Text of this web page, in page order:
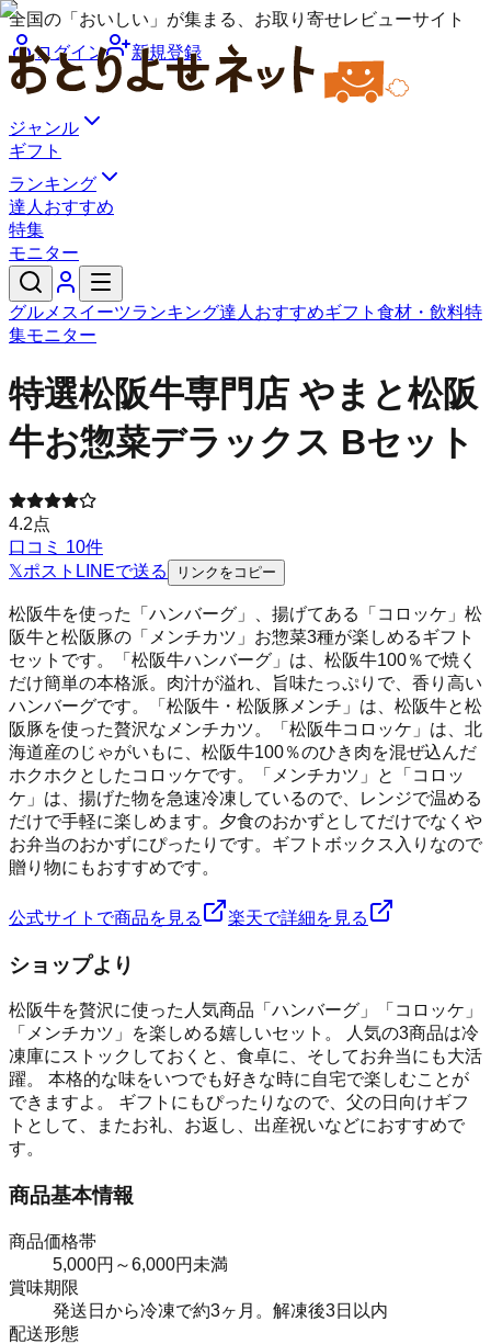
全国の「おいしい」が集まる、お取り寄せレビューサイト
ログイン
新規登録
ジャンル
ギフト
ランキング
達人おすすめ
特集
モニター
グルメ スイーツランキング達人おすすめギフト 食材・飲料特
集モニター
特選松阪牛専門店 やまと松阪
牛お惣菜デラックス Bセット
4.2点
口コミ 10件
𝕏ポスト LINEで送る リンクをコピー
松阪牛を使った「ハンバーグ」、揚げてある「コロッケ」松
阪牛と松阪豚の「メンチカツ」お惣菜3種が楽しめるギフト
セットです。「松阪牛ハンバーグ」は、松阪牛100％で焼く
だけ簡単の本格派。肉汁が溢れ、旨味たっぷりで、香り高い
ハンバーグです。「松阪牛・松阪豚メンチ」は、松阪牛と松
阪豚を使った贅沢なメンチカツ。「松阪牛コロッケ」は、北
海道産のじゃがいもに、松阪牛100％のひき肉を混ぜ込んだ
ホクホクとしたコロッケです。「メンチカツ」と「コロッ
ケ」は、揚げた物を急速冷凍しているので、レンジで温める
だけで手軽に楽しめます。夕食のおかずとしてだけでなくや
お弁当のおかずにぴったりです。ギフトボックス入りなので
贈り物にもおすすめです。
公式サイトで商品を見る 楽天で詳細を見る
ショップより
松阪牛を贅沢に使った人気商品「ハンバーグ」「コロッケ」
「メンチカツ」を楽しめる嬉しいセット。 人気の3商品は冷
凍庫にストックしておくと、食卓に、そしてお弁当にも大活
躍。 本格的な味をいつでも好きな時に自宅で楽しむことが
できますよ。 ギフトにもぴったりなので、父の日向けギフ
トとして、またお礼、お返し、出産祝いなどにおすすめで
す。
商品基本情報
商品価格帯
5,000円～6,000円未満
賞味期限
発送日から冷凍で約3ヶ月。解凍後3日以内
配送形態